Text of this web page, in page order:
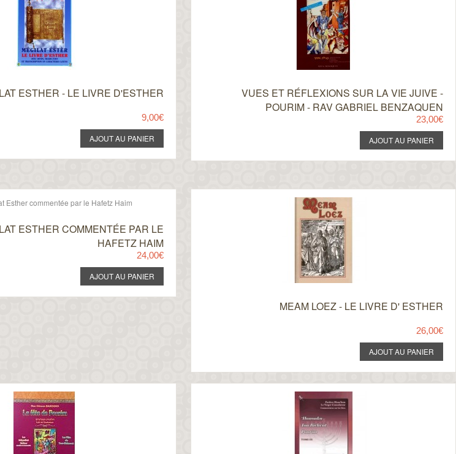
ESTHER - LE LIVRE D'ESTHER
9,00€
VUES ET RÉFLEXIONS SUR LA VIE JUIVE -
POURIM - RAV GABRIEL BENZAQUEN
23,00€
ESTHER COMMENTÉE PAR LE
HAFETZ HAIM
24,00€
MEAM LOEZ - LE LIVRE D' ESTHER
26,00€